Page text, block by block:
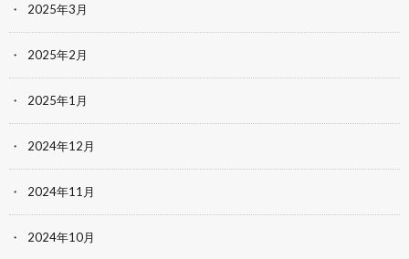
2025年3月
2025年2月
2025年1月
2024年12月
2024年11月
2024年10月